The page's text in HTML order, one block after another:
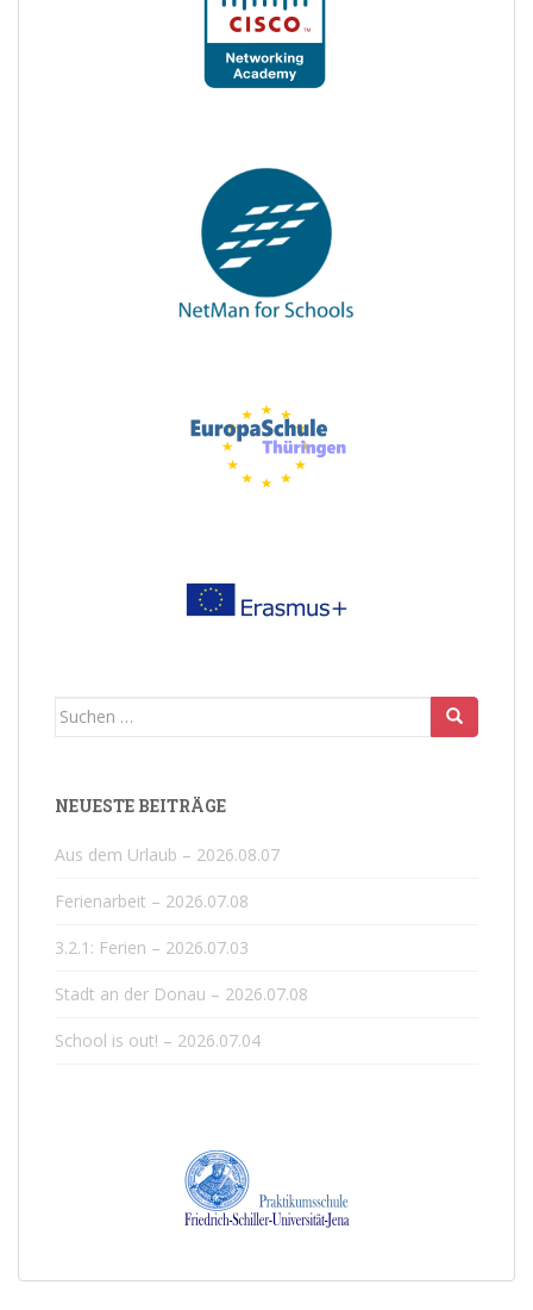
Suchen
NEUESTE BEITRÄGE
Aus dem Urlaub – 2026.08.07
Ferienarbeit – 2026.07.08
3.2.1: Ferien – 2026.07.03
Stadt an der Donau – 2026.07.08
School is out! – 2026.07.04